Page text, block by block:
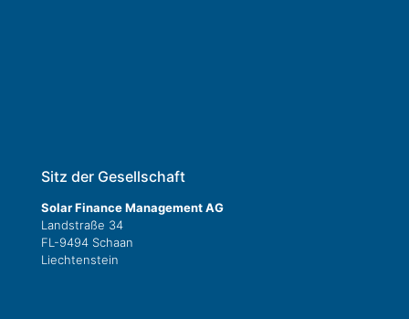
Sitz der Gesellschaft
Solar Finance Management AG
Landstraße 34
FL-9494 Schaan
Liechtenstein